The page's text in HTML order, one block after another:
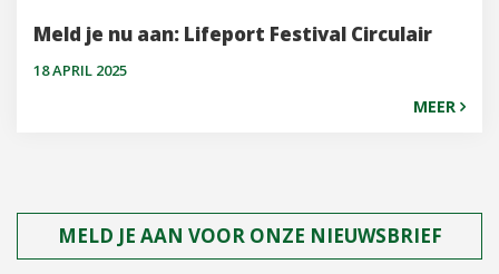
Meld je nu aan: Lifeport Festival Circulair
18 APRIL 2025
MEER
MELD JE AAN VOOR ONZE NIEUWSBRIEF